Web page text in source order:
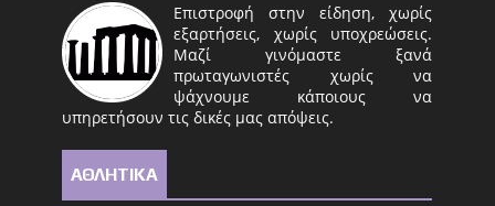
Επιστροφή στην είδηση, χωρίς
εξαρτήσεις, χωρίς υποχρεώσεις.
Μαζί γινόμαστε ξανά
πρωταγωνιστές χωρίς να
ψάχνουμε κάποιους να
υπηρετήσουν τις δικές μας απόψεις.
ΑΘΛΗΤΙΚΑ